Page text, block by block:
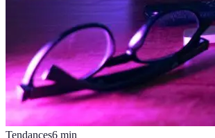
Tendances6 min